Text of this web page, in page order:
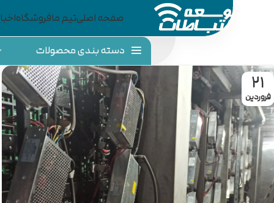
صفحه اصلیتیم مافروشگاه
دسته بندی محصولات
21
فروردین